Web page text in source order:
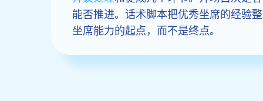
能否推进。话术脚本把优秀坐席的经验
坐席能力的起点，而不是终点。